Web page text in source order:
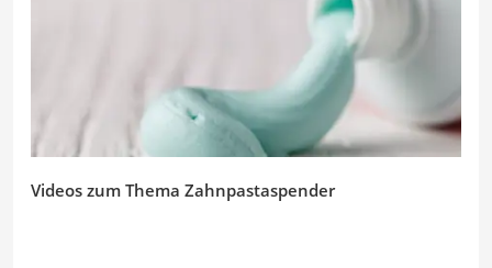
Videos zum Thema Zahnpastaspender